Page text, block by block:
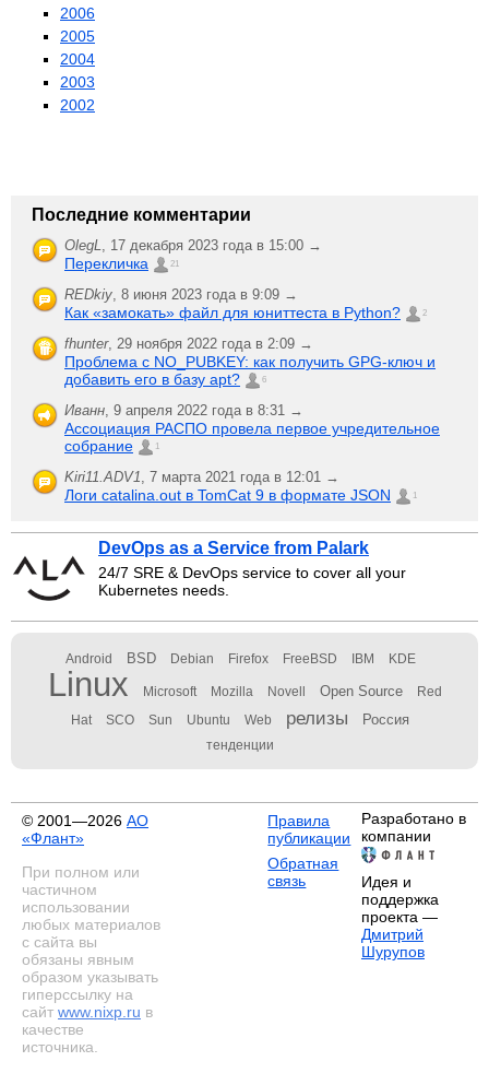
2006
2005
2004
2003
2002
Последние комментарии
OlegL, 17 декабря 2023 года в 15:00 →
Перекличка 21
REDkiy, 8 июня 2023 года в 9:09 →
Как «замокать» файл для юниттеста в Python? 2
fhunter, 29 ноября 2022 года в 2:09 →
Проблема с NO_PUBKEY: как получить GPG-ключ и
добавить его в базу apt?
6
Иванн, 9 апреля 2022 года в 8:31 →
Ассоциация РАСПО провела первое учредительное
собрание
1
Kiri11.ADV1, 7 марта 2021 года в 12:01 →
Логи catalina.out в TomCat 9 в формате JSON 1
DevOps as a Service from Palark
24/7 SRE & DevOps service to cover all your
Kubernetes needs.
Android BSD Debian Firefox FreeBSD IBM KDE
Linux Microsoft Mozilla Novell Open Source Red
Hat SCO Sun Ubuntu Web релизы Россия
тенденции
© 2001—2026 АО
«Флант»
При полном или
частичном
использовании
любых материалов
с сайта вы
обязаны явным
образом указывать
гиперссылку на
сайт www.nixp.ru в
качестве
источника.
Правила
публикации
Обратная
связь
Разработано в
компании
Идея и
поддержка
проекта —
Дмитрий
Шурупов